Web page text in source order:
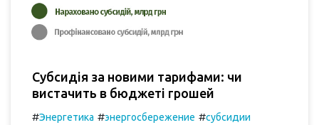
Субсидія за новими тарифами: чи
вистачить в бюджеті грошей
#Энергетика #энергосбережение #субсидии